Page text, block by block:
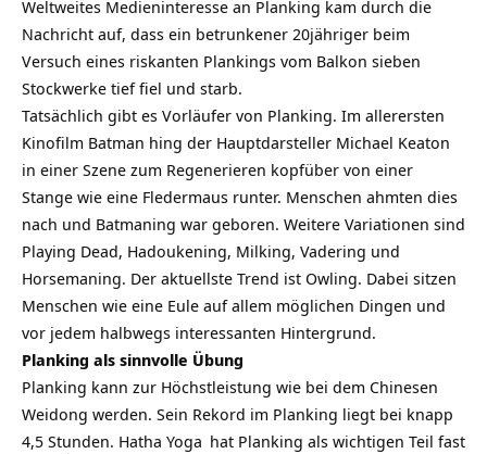
Weltweites Medieninteresse an Planking kam durch die
Nachricht auf, dass ein betrunkener 20jähriger beim
Versuch eines riskanten Plankings vom Balkon sieben
Stockwerke tief fiel und starb.
Tatsächlich gibt es Vorläufer von Planking. Im allerersten
Kinofilm Batman hing der Hauptdarsteller Michael Keaton
in einer Szene zum Regenerieren kopfüber von einer
Stange wie eine Fledermaus runter. Menschen ahmten dies
nach und Batmaning war geboren. Weitere Variationen sind
Playing Dead, Hadoukening, Milking, Vadering und
Horsemaning. Der aktuellste Trend ist Owling. Dabei sitzen
Menschen wie eine Eule auf allem möglichen Dingen und
vor jedem halbwegs interessanten Hintergrund.
Planking als sinnvolle Übung
Planking kann zur Höchstleistung wie bei dem Chinesen
Weidong werden. Sein Rekord im Planking liegt bei knapp
4,5 Stunden. Hatha Yoga hat Planking als wichtigen Teil fast